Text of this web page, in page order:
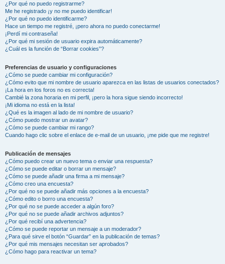
¿Por qué no puedo registrarme?
Me he registrado ¡y no me puedo identificar!
¿Por qué no puedo identificarme?
Hace un tiempo me registré, ¡pero ahora no puedo conectarme!
¡Perdí mi contraseña!
¿Por qué mi sesión de usuario expira automáticamente?
¿Cuál es la función de “Borrar cookies”?
Preferencias de usuario y configuraciones
¿Cómo se puede cambiar mi configuración?
¿Cómo evito que mi nombre de usuario aparezca en las listas de usuarios conectados?
¡La hora en los foros no es correcta!
Cambié la zona horaria en mi perfil, ¡pero la hora sigue siendo incorrecto!
¡Mi idioma no está en la lista!
¿Qué es la imagen al lado de mi nombre de usuario?
¿Cómo puedo mostrar un avatar?
¿Cómo se puede cambiar mi rango?
Cuando hago clic sobre el enlace de e-mail de un usuario, ¡me pide que me registre!
Publicación de mensajes
¿Cómo puedo crear un nuevo tema o enviar una respuesta?
¿Cómo se puede editar o borrar un mensaje?
¿Cómo se puede añadir una firma a mi mensaje?
¿Cómo creo una encuesta?
¿Por qué no se puede añadir más opciones a la encuesta?
¿Cómo edito o borro una encuesta?
¿Por qué no se puede acceder a algún foro?
¿Por qué no se puede añadir archivos adjuntos?
¿Por qué recibí una advertencia?
¿Cómo se puede reportar un mensaje a un moderador?
¿Para qué sirve el botón “Guardar” en la publicación de temas?
¿Por qué mis mensajes necesitan ser aprobados?
¿Cómo hago para reactivar un tema?